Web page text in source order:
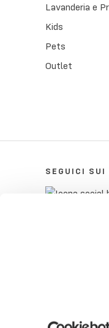
Lavanderia e
Kids
Pets
Outlet
SEGUICI SUI